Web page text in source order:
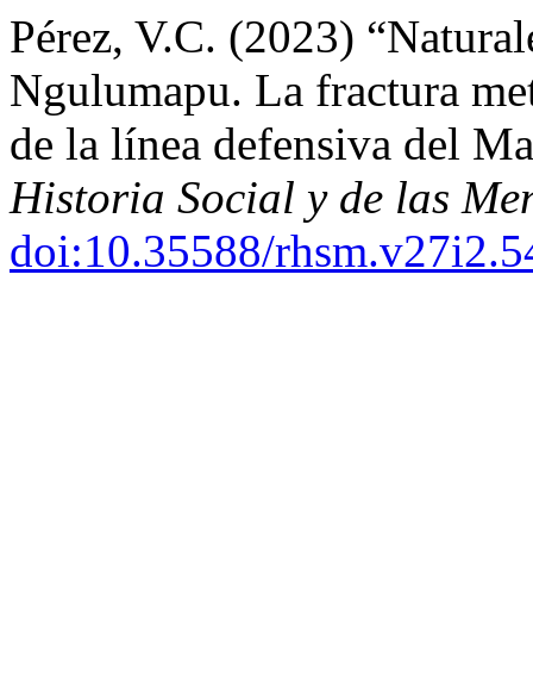
Pérez, V.C. (2023)
Ngulumapu. La fractura
de la línea defensiva del
Historia Social y de las
doi:10.35588/